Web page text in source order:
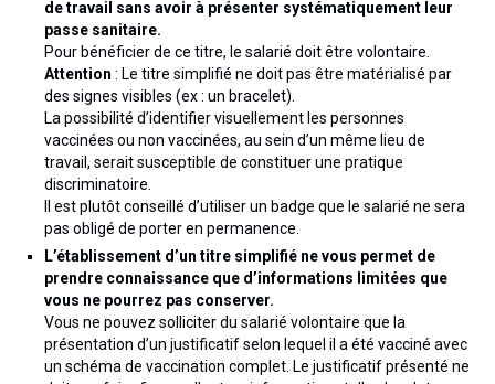
Formations Droit social / Droit de la sécurité
sociale
Formations Droit fiscal
Formations Marchés publics
Nos audits
Actualités
Honoraires
Contact
de travail sans avoir à présenter systématiquement leur
passe sanitaire.
Pour bénéficier de ce titre, le salarié doit être volontaire.
Attention : Le titre simplifié ne doit pas être matérialisé par
des signes visibles (ex : un bracelet).
La possibilité d’identifier visuellement les personnes
vaccinées ou non vaccinées, au sein d’un même lieu de
travail, serait susceptible de constituer une pratique
discriminatoire.
Il est plutôt conseillé d’utiliser un badge que le salarié ne sera
pas obligé de porter en permanence.
L’établissement d’un titre simplifié ne vous permet de
prendre connaissance que d’informations limitées que
vous ne pourrez pas conserver.
Vous ne pouvez solliciter du salarié volontaire que la
présentation d’un justificatif selon lequel il a été vacciné avec
un schéma de vaccination complet. Le justificatif présenté ne